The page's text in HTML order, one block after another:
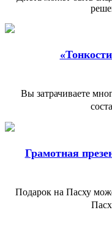
Вы затрачиваете
Грамотная
Подарок на Пасху